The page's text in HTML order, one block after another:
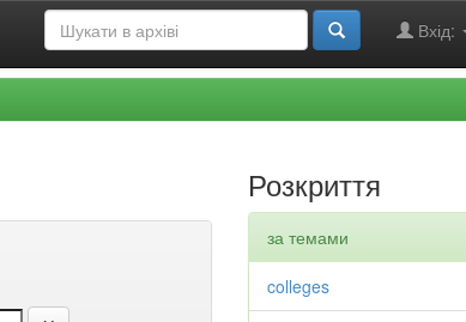
Вхід:
Розкриття
за темами
colleges